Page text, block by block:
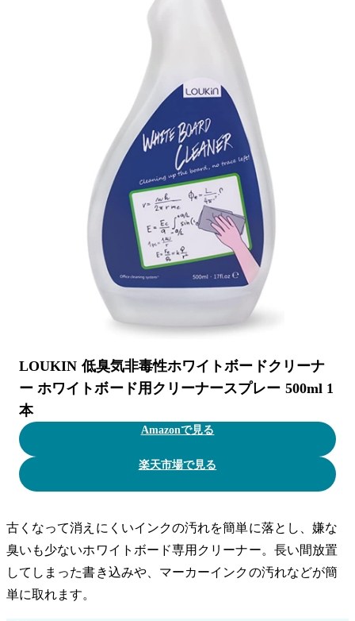
LOUKIN 低臭気非毒性ホワイトボードクリーナ
ー ホワイトボード用クリーナースプレー 500ml 1
本
Amazonで見る
楽天市場で見る
古くなって消えにくいインクの汚れを簡単に落とし、嫌な
臭いも少ないホワイトボード専用クリーナー。長い間放置
してしまった書き込みや、マーカーインクの汚れなどが簡
単に取れます。